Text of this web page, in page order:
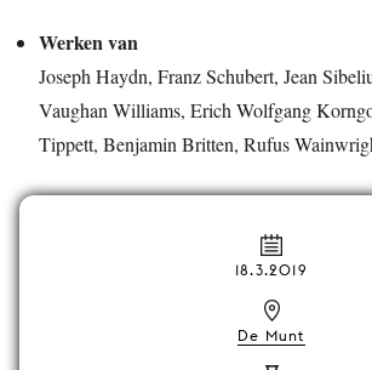
Werken van
Joseph Haydn, Franz Schubert, Jean
Vaughan Williams, Erich Wolfgang
Tippett, Benjamin Britten, Rufus
18.3.2019
De Munt